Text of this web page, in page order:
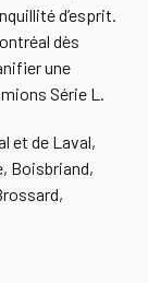
d’esprit.
dès
une
Série L.
et de Laval,
Boisbriand,